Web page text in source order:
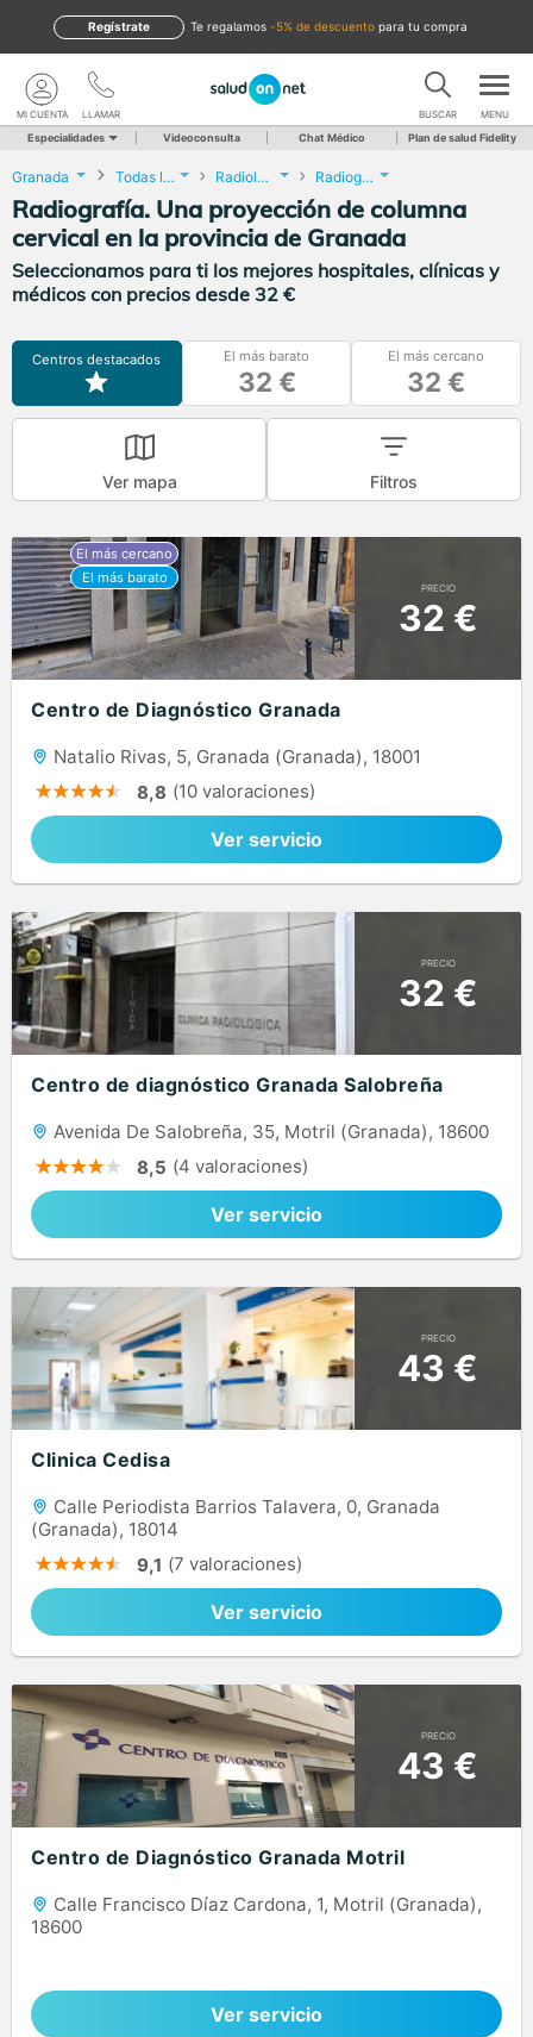
te regalamos -5% de descuento para tu compra
Regístrate
LLAMAR
MI CUENTA BUSCAR MENU
Especialidades Videoconsulta Chat Médico Plan de salud Fidelity
Granada Todas las localidades Radiología Radiografía. Una proyección de columna cervical
Radiografía. Una proyección de columna
cervical en la provincia de Granada
Seleccionamos para ti los mejores hospitales, clínicas y
médicos con precios desde 32 €
Centros destacados El más barato
32 €
El más cercano
32 €
Ver mapa Filtros
PRECIO
32 €
Centro de Diagnóstico Granada
Natalio Rivas, 5, Granada (Granada), 18001
8,8 (10 valoraciones)
Ver servicio
PRECIO
32 €
Centro de diagnóstico Granada Salobreña
Avenida De Salobreña, 35, Motril (Granada), 18600
8,5 (4 valoraciones)
Ver servicio
PRECIO
43 €
Clinica Cedisa
Calle Periodista Barrios Talavera, 0, Granada
(Granada), 18014
9,1 (7 valoraciones)
Ver servicio
PRECIO
43 €
Centro de Diagnóstico Granada Motril
Calle Francisco Díaz Cardona, 1, Motril (Granada),
18600
Ver servicio